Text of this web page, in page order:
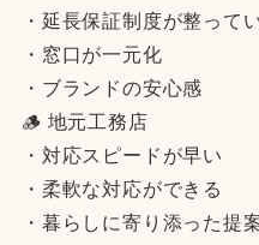
・延長保証制度が整って
・窓口が一元化
・ブランドの安心感
🪵 地元工務店
・対応スピードが早い
・柔軟な対応ができる
・暮らしに寄り添った提